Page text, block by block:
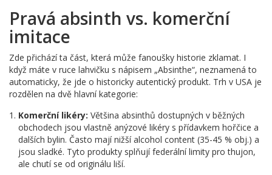
Pravá absinth vs. komerční
imitace
Zde přichází ta část, která může fanoušky historie zklamat. I
když máte v ruce lahvičku s nápisem „Absinthe“, neznamená to
automaticky, že jde o historicky autentický produkt. Trh v USA je
rozdělen na dvě hlavní kategorie:
Komerční likéry: Většina absinthů dostupných v běžných
obchodech jsou vlastně anýzové likéry s přídavkem hořčice a
dalších bylin. Často mají nižší alcohol content (35-45 % obj.) a
jsou sladké. Tyto produkty splňují federální limity pro thujon,
ale chutí se od originálu liší.